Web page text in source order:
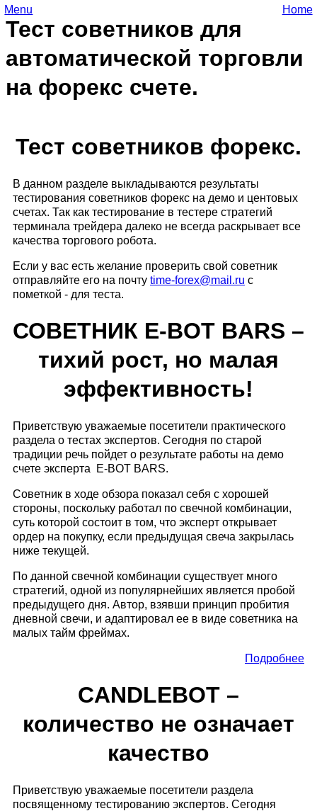
Тест советников для
автоматической торговли
на форекс счете.
Menu Home
Тест советников форекс.
В данном разделе выкладываются результаты
тестирования советников форекс на демо и центовых
счетах. Так как тестирование в тестере стратегий
терминала трейдера далеко не всегда раскрывает все
качества торгового робота.
Если у вас есть желание проверить свой советник
отправляйте его на почту time-forex​@​mail.ru с
пометкой - для теста.
СОВЕТНИК E-BOT BARS –
тихий рост, но малая
эффективность!
Приветствую уважаемые посетители практического
раздела о тестах экспертов. Сегодня по старой
традиции речь пойдет о результате работы на демо
счете эксперта E-BOT BARS.
Советник в ходе обзора показал себя с хорошей
стороны, поскольку работал по свечной комбинации,
суть которой состоит в том, что эксперт открывает
ордер на покупку, если предыдущая свеча закрылась
ниже текущей.
По данной свечной комбинации существует много
стратегий, одной из популярнейших является пробой
предыдущего дня. Автор, взявши принцип пробития
дневной свечи, и адаптировал ее в виде советника на
малых тайм фреймах.
Подробнее
CANDLEBOT –
количество не означает
качество
Приветствую уважаемые посетители раздела
посвященному тестированию экспертов. Сегодня